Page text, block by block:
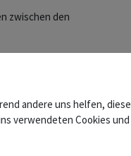
zwischen den
andere uns helfen, diese
verwendeten Cookies und